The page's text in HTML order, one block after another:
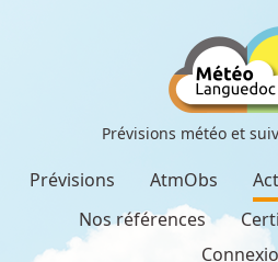
Prévisions météo et
Prévisions AtmObs
Nos références